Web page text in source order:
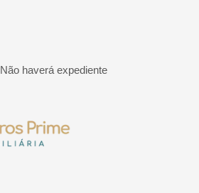
Não haverá expediente